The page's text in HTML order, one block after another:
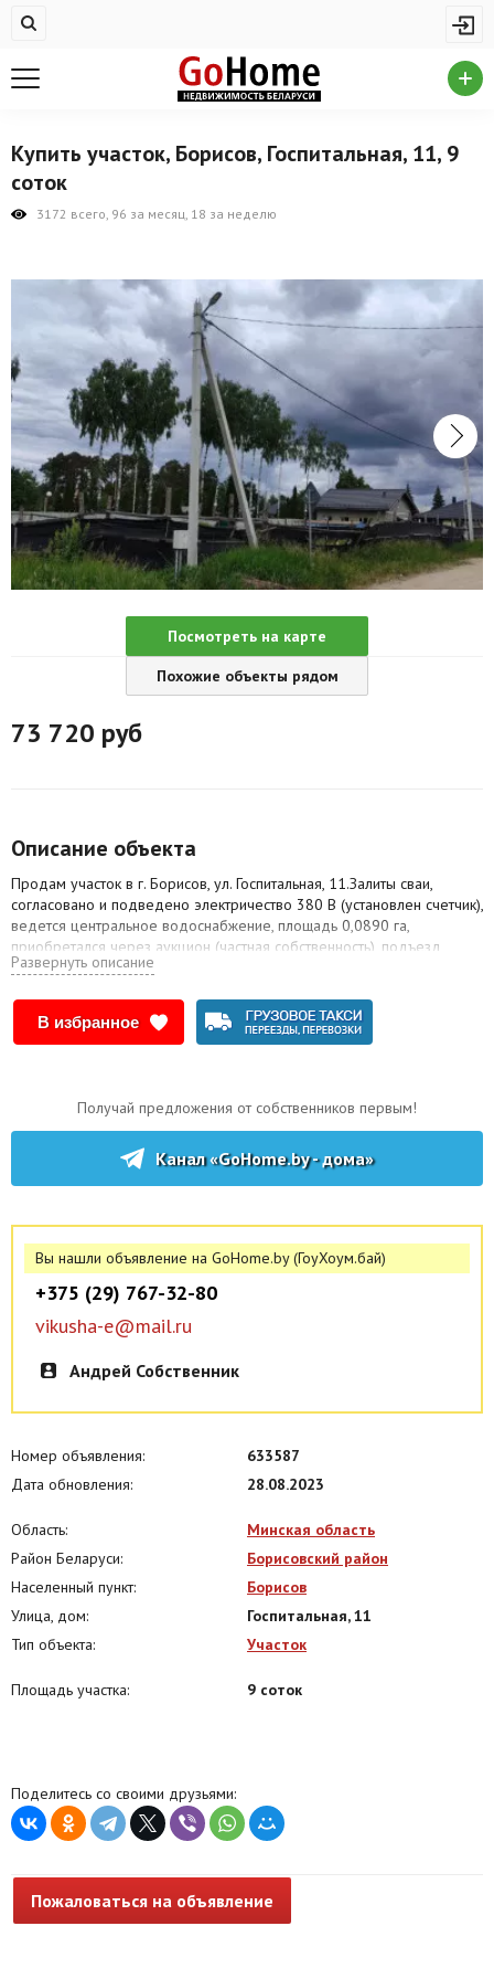
Купить квартиру
На сутки
Новостройки
Комерческая недвижимость
Продажа коммерческой недвижимости
Аренда коммерческой недвижимости
Другие разделы
Новости
Агентства
Ремонт квартир
Грузовое такси
Способы оплаты
Купить участок, Борисов, Госпитальная, 11, 9
соток
3172 всего, 96 за месяц, 18 за неделю
Посмотреть на карте
Похожие объекты рядом
73 720 руб
Описание объекта
Продам участок в г. Борисов, ул. Госпитальная, 11.Залиты сваи,
согласовано и подведено электричество 380 В (установлен счетчик),
ведется центральное водоснабжение, площадь 0,0890 га,
приобретался через аукцион (частная собственность), подъезд
хороший. При продаже отдам два архитектурных проекта (для
Развернуть описание
В избранное
Канал «GoHome.by - дома»
Получай предложения от собственников первым!
Вы нашли объявление на GoHome.by (ГоуХоум.бай)
+375 (29) 767-32-80
vikusha-e@mail.ru
Андрей Собственник
Номер объявления:
633587
Дата обновления:
28.08.2023
Область:
Минская область
Район Беларуси:
Борисовский район
Населенный пункт:
Борисов
Улица, дом:
Госпитальная, 11
Тип объекта:
Участок
Площадь участка: 9 соток
Поделитесь со своими друзьями:
Пожаловаться на объявление